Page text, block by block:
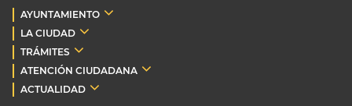
AYUNTAMIENTO
LA CIUDAD
TRÁMITES
ATENCIÓN CIUDADANA
ACTUALIDAD